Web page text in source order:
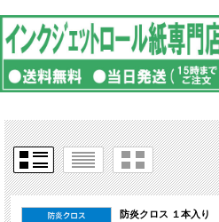
防炎クロス １本入